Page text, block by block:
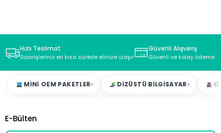
Hızlı Teslimat
Siparişleriniz en kısa sürede elinize ulaşır
Güvenli Alışveriş
Güvenli ve kolay ödeme
OEM PAKETLER DIZÜSTÜ BILGISAYAR OYUNCU
E-Bülten